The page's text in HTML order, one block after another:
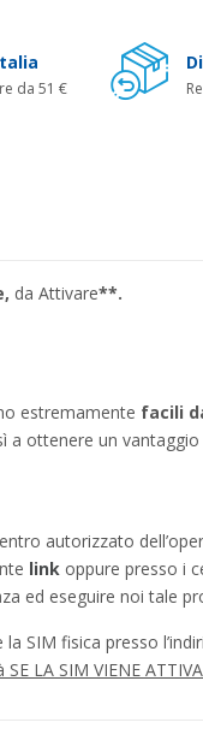
da 51 €
da Attivare**.
estremamente facili
ottenere un
autorizzato
link oppure presso i
ed eseguire noi tale
SIM fisica presso
LA SIM VIENE